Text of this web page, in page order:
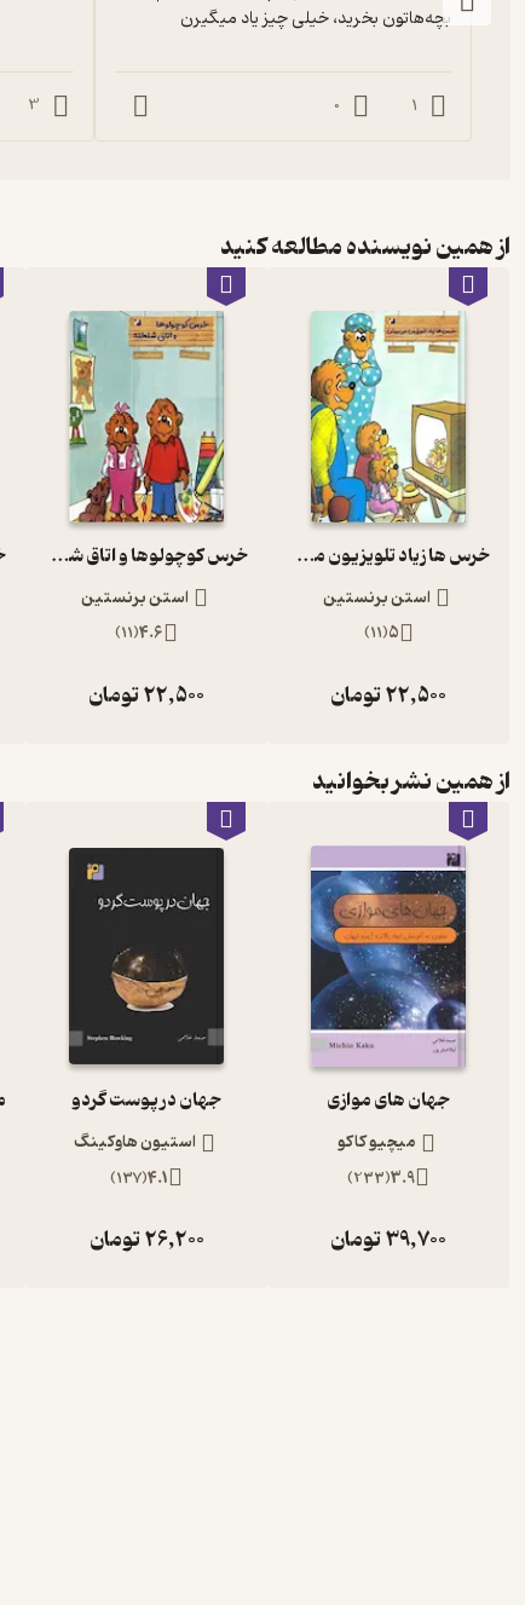
بچه‌هاتون بخرید، خیلی چیز یاد میگیرن
1
0
3
از همین نویسنده مطالعه کنید
خرس ها زیاد تلویزیون می بینن
استن برنستین
5
(
11
)
22,500تومان
خرس کوچولوها و اتاق شلخته
استن برنستین
4.6
(
11
)
22,500تومان
از همین نشر بخوانید
جهان های موازی
میچیو کاکو
3.9
(
233
)
39,700تومان
جهان در پوست گردو
استیون هاوکینگ
4.1
(
137
)
26,200تومان